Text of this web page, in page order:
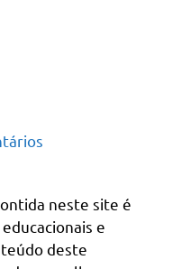
neste site é
e
deste